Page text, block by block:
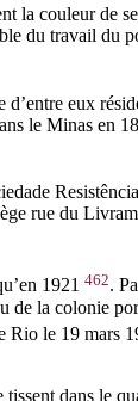
la couleur de
du travail du
eux
le Minas en
rue du
1921 462.
de la colonie
Rio le 19 mars
dans le